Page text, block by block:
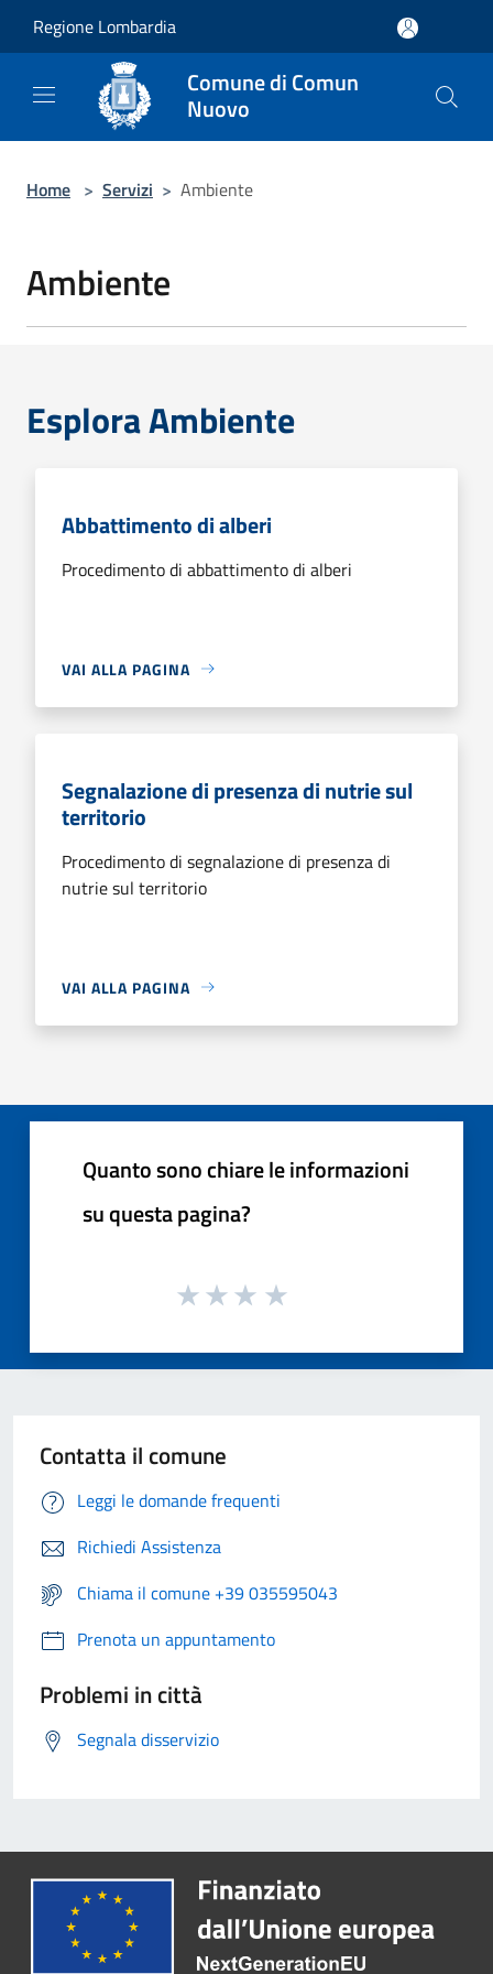
Regione Lombardia
Comune di Comun
Nuovo
Home > Servizi > Ambiente
Ambiente
Esplora Ambiente
Abbattimento di alberi
Procedimento di abbattimento di alberi
VAI ALLA PAGINA
Segnalazione di presenza di nutrie sul
territorio
Procedimento di segnalazione di presenza di
nutrie sul territorio
VAI ALLA PAGINA
Quanto sono chiare le informazioni
su questa pagina?
Contatta il comune
Leggi le domande frequenti
Richiedi Assistenza
Chiama il comune +39 035595043
Prenota un appuntamento
Problemi in città
Segnala disservizio